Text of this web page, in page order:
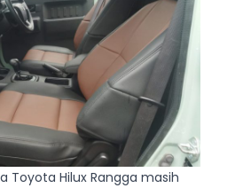
Toyota Hilux Rangga masih